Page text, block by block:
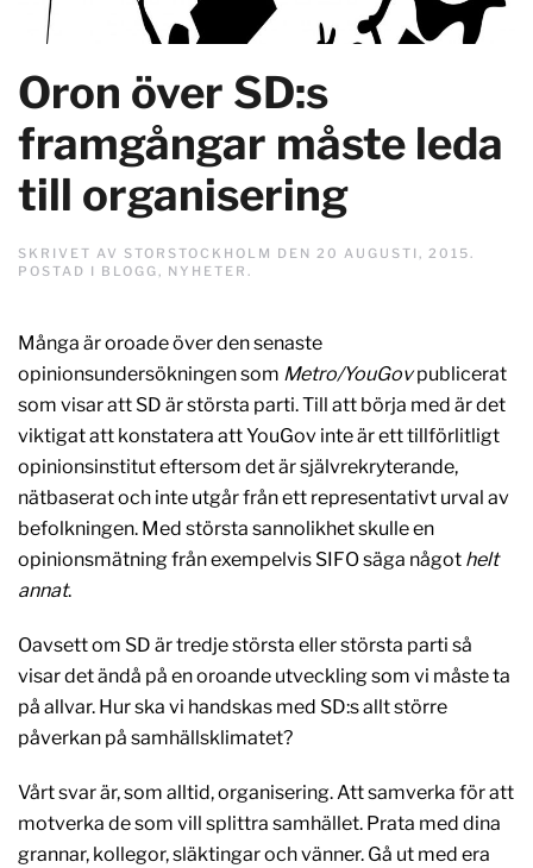
Oron över SD:s
framgångar måste leda
till organisering
SKRIVET AV STORSTOCKHOLM DEN 20 AUGUSTI, 2015.
POSTAD I BLOGG, NYHETER .
Många är oroade över den senaste
opinionsundersökningen som Metro/YouGovpublicerat
som visar att SD är största parti. Till att börja med är det
viktigat att konstatera att YouGov inte är ett tillförlitligt
opinionsinstitut eftersom det är självrekryterande,
nätbaserat och inte utgår från ett representativt urval av
befolkningen. Med största sannolikhet skulle en
opinionsmätning från exempelvis SIFO säga något helt
annat.
Oavsett om SD är tredje största eller största parti så
visar det ändå på en oroande utveckling som vi måste ta
på allvar. Hur ska vi handskas med SD:s allt större
påverkan på samhällsklimatet?
Vårt svar är, som alltid, organisering. Att samverka för att
motverka de som vill splittra samhället. Prata med dina
grannar, kollegor, släktingar och vänner. Gå ut med era